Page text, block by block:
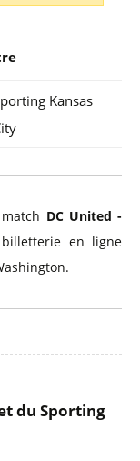
Kansas
DC United -
en ligne
du Sporting